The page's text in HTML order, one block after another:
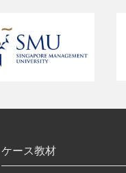
ケース教材